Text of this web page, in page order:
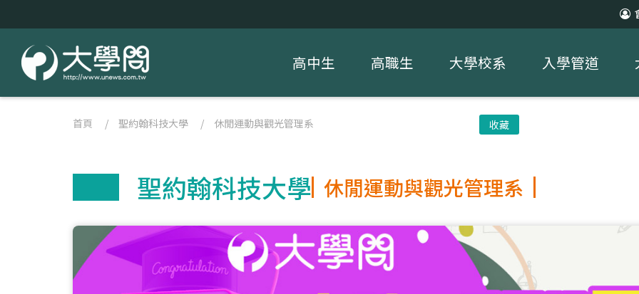
高中生 高職生 大學校系 入學管道
首頁 / 聖約翰科技大學 / 休閒運動與觀光管理系 收藏
聖約翰科技大學 休閒運動與觀光管理系